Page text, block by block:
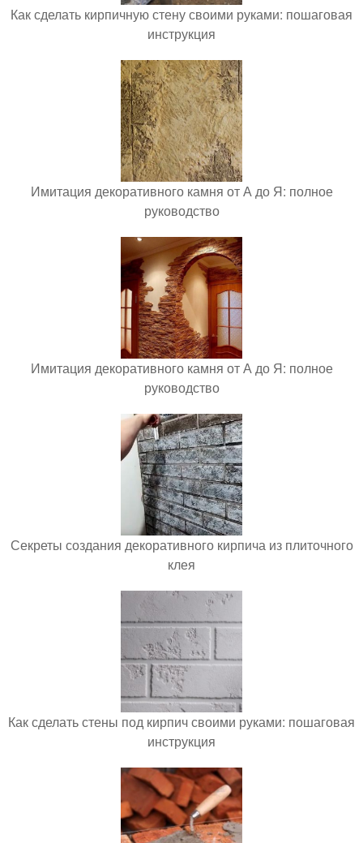
Как сделать кирпичную стену своими руками: пошаговая
инструкция
Имитация декоративного камня от А до Я: полное
руководство
Имитация декоративного камня от А до Я: полное
руководство
Секреты создания декоративного кирпича из плиточного
клея
Как сделать стены под кирпич своими руками: пошаговая
инструкция